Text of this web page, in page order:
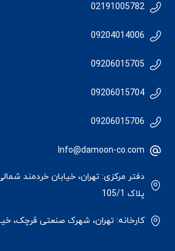
02191005782
09204014006
09206015705
09206015704
09206015706
Info@damoon-co.com
دفتر مرکزی: تهران، خیابان خردمند
پلاک 105/1
کارخانه: تهران، شهرک صنعتی قرچک، خیابان